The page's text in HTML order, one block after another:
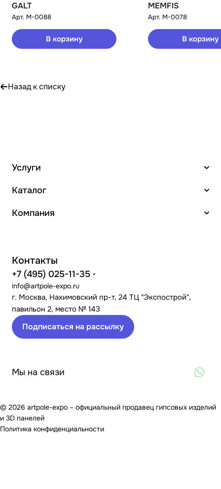
GALT
Арт. M-0088
В корзину
MEMFIS
Арт. M-0078
В корзину
Назад к списку
Услуги
Каталог
Компания
Контакты
+7 (495) 025-11-35
info@artpole-expo.ru
г. Москва, Нахимовский пр-т, 24 ТЦ "Экспострой",
павильон 2, место № 143
Подписаться на рассылку
Мы на связи
© 2026 artpole-expo – официальный продавец гипсовых изделий
и 3D панелей
Политика конфиденциальности